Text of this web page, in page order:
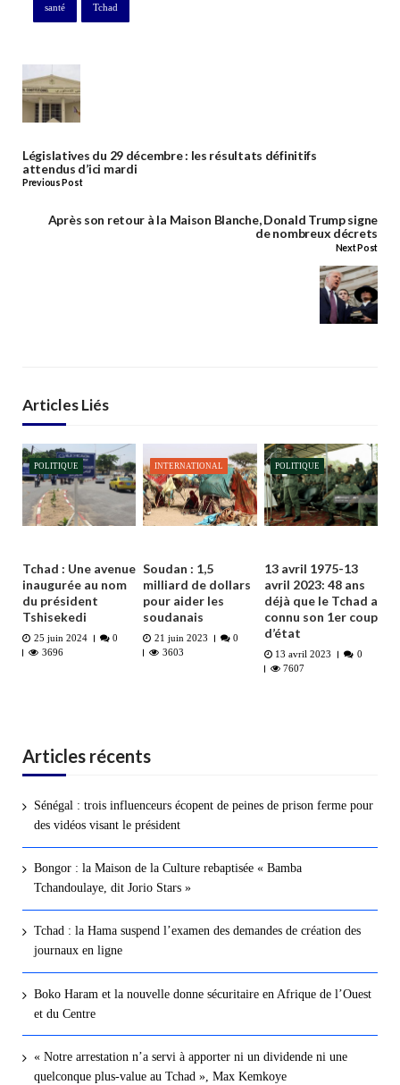
santé Tchad
Législatives du 29 décembre : les résultats définitifs
attendus d’ici mardi
Previous Post
Après son retour à la Maison Blanche, Donald Trump signe
de nombreux décrets
Next Post
Articles Liés
POLITIQUE
Tchad : Une avenue
inaugurée au nom
du président
Tshisekedi
25 juin 2024
0
3696
INTERNATIONAL
Soudan : 1,5
milliard de dollars
pour aider les
soudanais
21 juin 2023
0
3603
POLITIQUE
13 avril 1975-13
avril 2023: 48 ans
déjà que le Tchad a
connu son 1er coup
d’état
13 avril 2023
0
7607
Articles récents
Sénégal : trois influenceurs écopent de peines de prison ferme pour
des vidéos visant le président
Bongor : la Maison de la Culture rebaptisée « Bamba
Tchandoulaye, dit Jorio Stars »
Tchad : la Hama suspend l’examen des demandes de création des
journaux en ligne
Boko Haram et la nouvelle donne sécuritaire en Afrique de l’Ouest
et du Centre
« Notre arrestation n’a servi à apporter ni un dividende ni une
quelconque plus-value au Tchad », Max Kemkoye